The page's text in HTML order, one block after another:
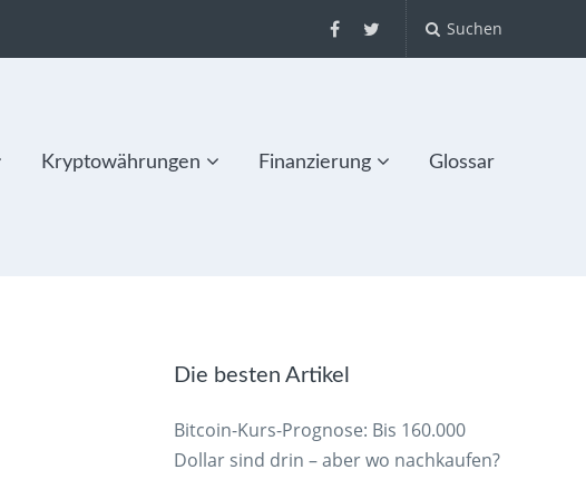
Suchen
Kryptowährungen Finanzierung Glossar
Die besten Artikel
Bitcoin-Kurs-Prognose: Bis 160.000
Dollar sind drin – aber wo nachkaufen?